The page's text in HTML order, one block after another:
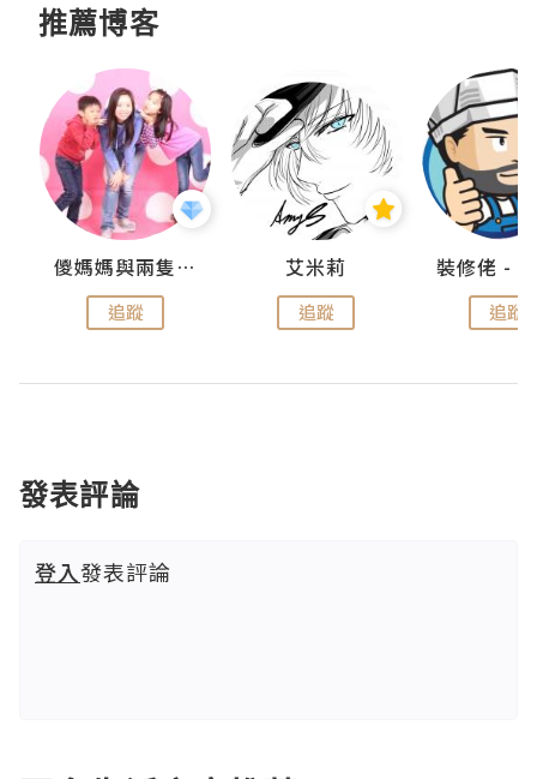
推薦博客
儍媽媽與兩隻小魔怪之家
追蹤
艾米莉
追蹤 追蹤
發表評論
登入發表評論